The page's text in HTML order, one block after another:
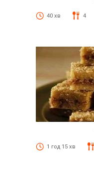
40 хв 4
1 год 15 хв